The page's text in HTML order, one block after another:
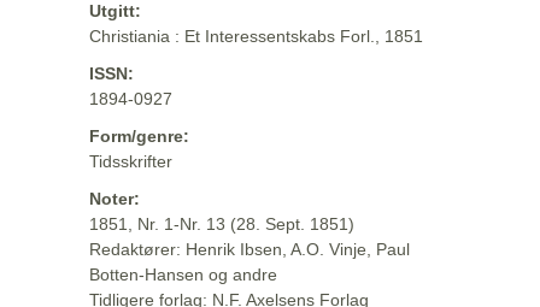
Utgitt:
Christiania : Et Interessentskabs Forl., 1851
ISSN:
1894-0927
Form/genre:
Tidsskrifter
Noter:
1851, Nr. 1-Nr. 13 (28. Sept. 1851)
Redaktører: Henrik Ibsen, A.O. Vinje, Paul
Botten-Hansen og andre
Tidligere forlag: N.F. Axelsens Forlag